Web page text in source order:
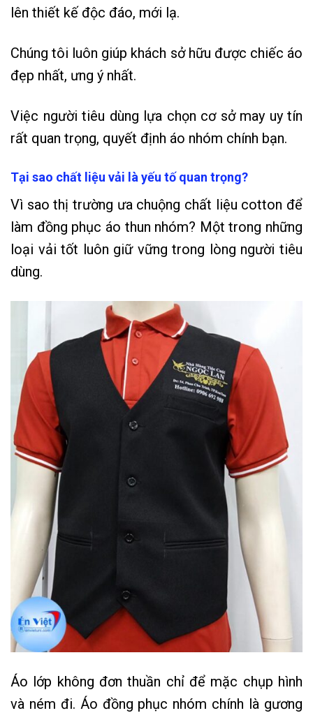
lên thiết kế độc đáo, mới lạ.
Chúng tôi luôn giúp khách sở hữu được chiếc áo
đẹp nhất, ưng ý nhất.
Việc người tiêu dùng lựa chọn cơ sở may uy tín
rất quan trọng, quyết định áo nhóm chính bạn.
Tại sao chất liệu vải là yếu tố quan trọng?
Vì sao thị trường ưa chuộng chất liệu cotton để
làm đồng phục áo thun nhóm? Một trong những
loại vải tốt luôn giữ vững trong lòng người tiêu
dùng.
Áo lớp không đơn thuần chỉ để mặc chụp hình
và ném đi. Áo đồng phục nhóm chính là gương